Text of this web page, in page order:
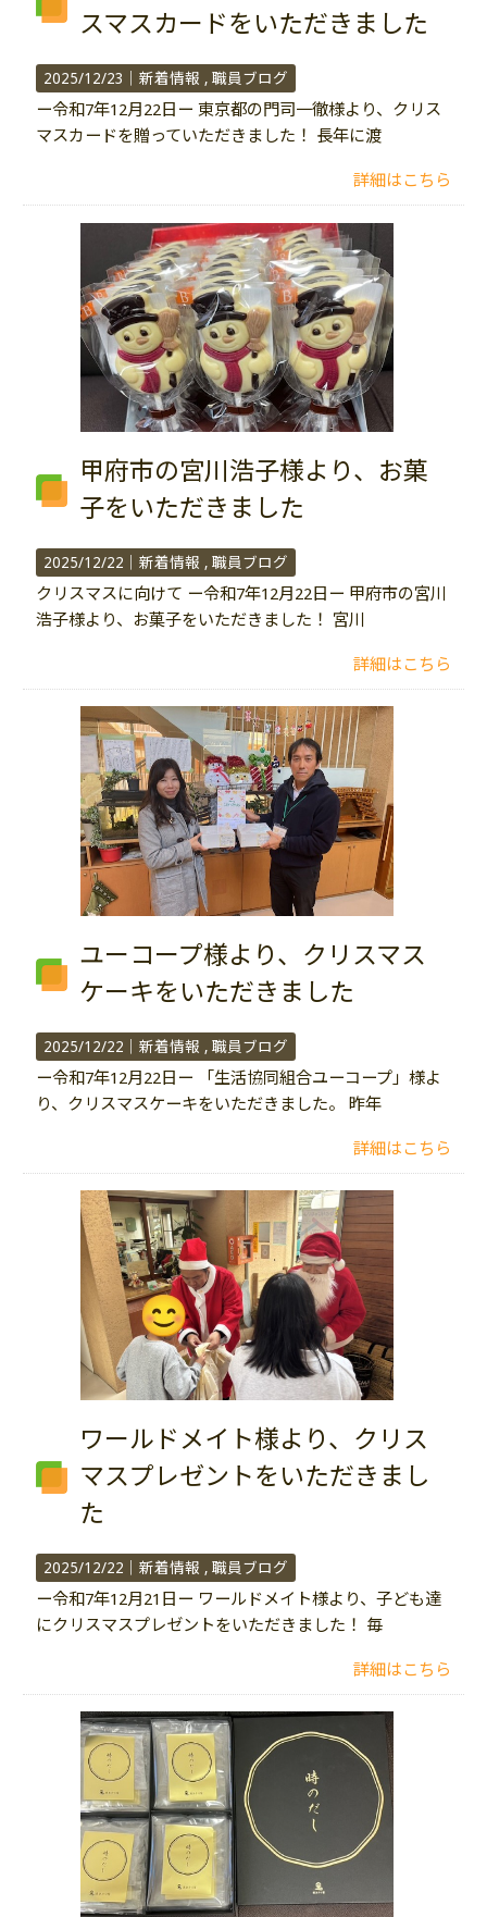
スマスカードをいただきました
2025/12/23｜新着情報 職員ブログ
ー令和7年12月22日ー 東京都の門司一徹様より、クリス
マスカードを贈っていただきました！ 長年に渡
詳細はこちら
甲府市の宮川浩子様より、お菓
子をいただきました
2025/12/22｜新着情報 職員ブログ
クリスマスに向けて ー令和7年12月22日ー 甲府市の宮川
浩子様より、お菓子をいただきました！ 宮川
詳細はこちら
ユーコープ様より、クリスマス
ケーキをいただきました
2025/12/22｜新着情報 職員ブログ
ー令和7年12月22日ー 「生活協同組合ユーコープ」様よ
り、クリスマスケーキをいただきました。 昨年
詳細はこちら
ワールドメイト様より、クリス
マスプレゼントをいただきまし
た
2025/12/22｜新着情報 職員ブログ
ー令和7年12月21日ー ワールドメイト様より、子ども達
にクリスマスプレゼントをいただきました！ 毎
詳細はこちら